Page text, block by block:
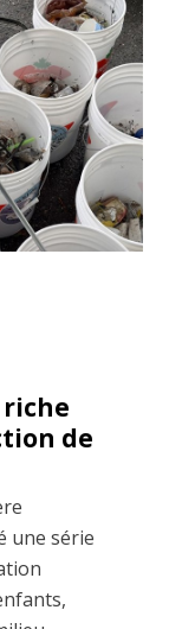
riche
de
une série